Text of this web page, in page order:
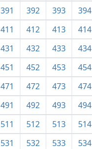
391 392 393 394
411 412 413 414
431 432 433 434
451 452 453 454
471 472 473 474
491 492 493 494
511 512 513 514
531 532 533 534